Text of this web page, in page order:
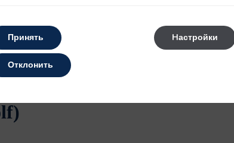
Испанский
Принять Hастройки
Отклонить